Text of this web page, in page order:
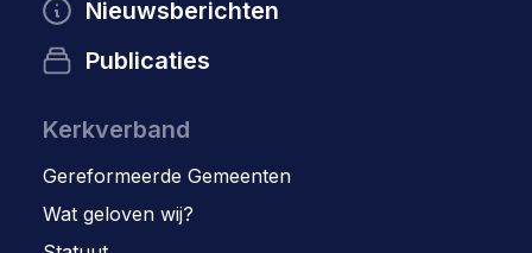
Nieuwsberichten
Publicaties
Kerkverband
Gereformeerde Gemeenten
Wat geloven wij?